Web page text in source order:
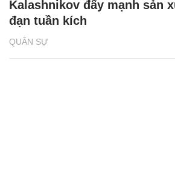
QUÂN SỰ
Kalashnikov đẩy mạnh sản
đạn tuần kích